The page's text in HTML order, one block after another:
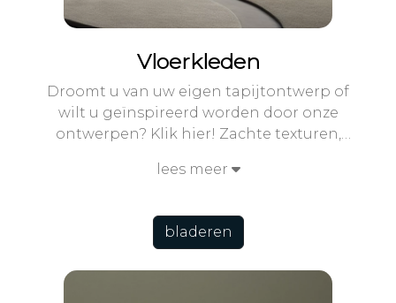
Vloerkleden
Droomt u van uw eigen tapijtontwerp of
wilt u geïnspireerd worden door onze
ontwerpen? Klik hier! Zachte texturen,
vormen vindt u in onze custom
lees meer
bladeren